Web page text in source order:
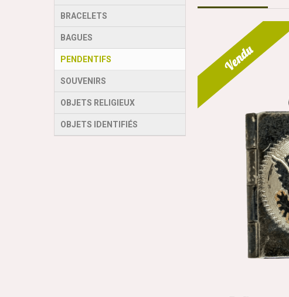
BRACELETS
BAGUES
PENDENTIFS
SOUVENIRS
OBJETS RELIGIEUX
OBJETS IDENTIFIÉS
Vendu